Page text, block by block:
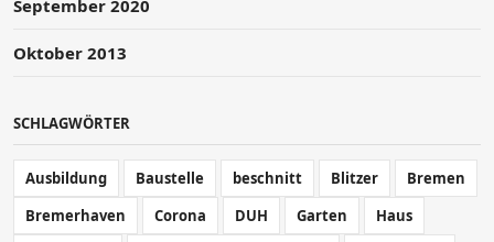
September 2020
Oktober 2013
SCHLAGWÖRTER
Ausbildung Baustelle beschnitt Blitzer
Bremen
Bremerhaven
Corona DUH Garten
Haus